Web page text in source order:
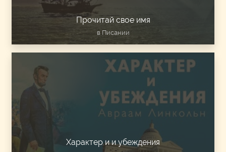
Прочитай свое имя
в Писании
Характер и и убеждения